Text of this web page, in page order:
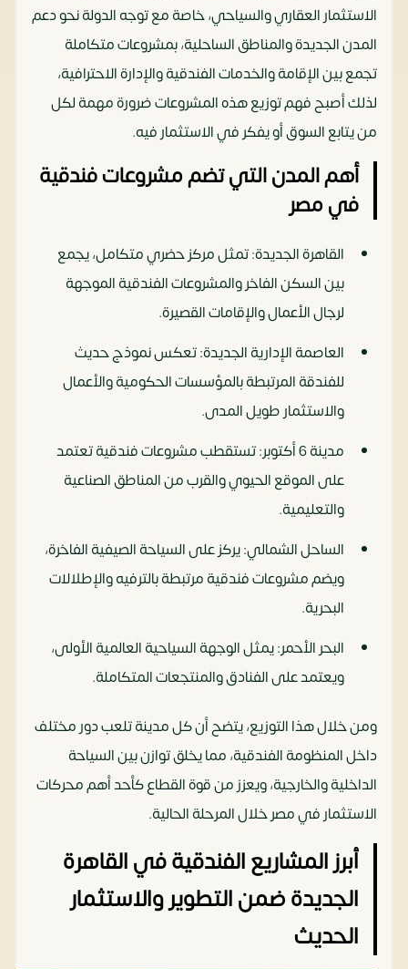
الاستثمار العقاري والسياحي، خاصة مع توجه الدولة نحو دعم
المدن الجديدة والمناطق الساحلية، بمشروعات متكاملة
تجمع بين الإقامة والخدمات الفندقية والإدارة الاحترافية،
لذلك أصبح فهم توزيع هذه المشروعات ضرورة مهمة لكل
من يتابع السوق أو يفكر في الاستثمار فيه.
أهم المدن التي تضم مشروعات فندقية
في مصر
القاهرة الجديدة: تمثل مركز حضري متكامل، يجمع
بين السكن الفاخر والمشروعات الفندقية الموجهة
لرجال الأعمال والإقامات القصيرة.
العاصمة الإدارية الجديدة: تعكس نموذج حديث
للفندقة المرتبطة بالمؤسسات الحكومية والأعمال
والاستثمار طويل المدى.
مدينة 6 أكتوبر: تستقطب مشروعات فندقية تعتمد
على الموقع الحيوي والقرب من المناطق الصناعية
والتعليمية.
الساحل الشمالي: يركز على السياحة الصيفية الفاخرة،
ويضم مشروعات فندقية مرتبطة بالترفيه والإطلالات
البحرية.
البحر الأحمر: يمثل الوجهة السياحية العالمية الأولى،
ويعتمد على الفنادق والمنتجعات المتكاملة.
ومن خلال هذا التوزيع، يتضح أن كل مدينة تلعب دور مختلف
داخل المنظومة الفندقية، مما يخلق توازن بين السياحة
الداخلية والخارجية، ويعزز من قوة القطاع كأحد أهم محركات
الاستثمار في مصر خلال المرحلة الحالية.
أبرز المشاريع الفندقية في القاهرة
الجديدة ضمن التطوير والاستثمار
الحديث